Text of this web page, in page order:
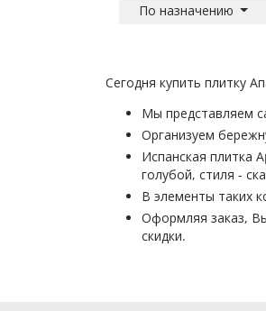
По назначению
Сегодня купить плитку
Мы представляем
Организуем
Испанская плитка
голубой, стиля -
В элементы таких
Оформляя заказ,
скидки.